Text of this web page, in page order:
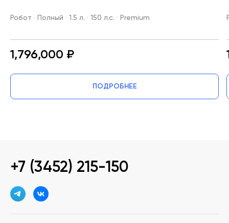
Робот · Полный · 1.5 л. · 150 л.с. · Premium
1,796,000 ₽
ПОДРОБНЕЕ
+7 (3452) 215-150